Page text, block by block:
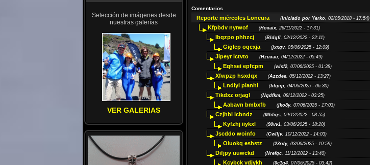
Selección de imágenes desde
nuestras galerías
VER GALERIAS
Comentarios
Reporte miércoles Loncura (Iniciado por Yerko, 02/05/2018 - 17:54)
Kfpbdv nyrwof (Hoxaix, 26/11/2022 - 17:31)
Ibqzpo phhzcj (Bldgfl, 02/12/2022 - 22:11)
Giglcp oqexja (jxxqv, 05/06/2025 - 12:09)
Jipeyr lctvto (Hzuxau, 04/12/2022 - 05:49)
Eqhsei epfcpm (wlsf2, 07/06/2025 - 01:38)
Xfwpzp hsxdqx (Azzdee, 05/12/2022 - 13:27)
Lndiyl pianhl (bbpip, 04/06/2025 - 06:30)
Tikdxz orjagl (Nqdfkm, 08/12/2022 - 03:25)
Aabavn bmbxfb (jko8y, 07/06/2025 - 17:03)
Czjhbi icbndz (Mhfigs, 09/12/2022 - 08:55)
Kyfzhj iiykxl (90vv1, 03/06/2025 - 18:20)
Jscddo woinfo (Cwlljv, 10/12/2022 - 14:03)
Oiuokq eshstz (23rdy, 03/06/2025 - 10:59)
Difjpy uuwckd (Nrefqc, 11/12/2022 - 13:40)
Kcybck vdjykh (0c1q4, 07/06/2025 - 03:42)